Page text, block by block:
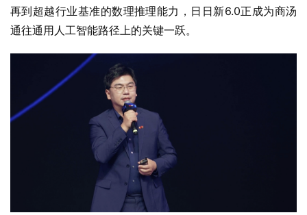
再到超越行业基准的数理推理能力，日日新6.0正成为商汤
通往通用人工智能路径上的关键一跃。